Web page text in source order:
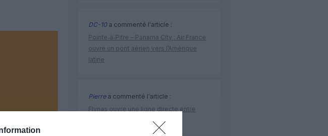
DC-10 a commenté l'article :
Pointe‑à‑Pitre – Panama City : Air France
ouvre un pont aérien vers l’Amérique
latine
Pierrea commenté l'article :
Flynas ouvre une ligne directe entre